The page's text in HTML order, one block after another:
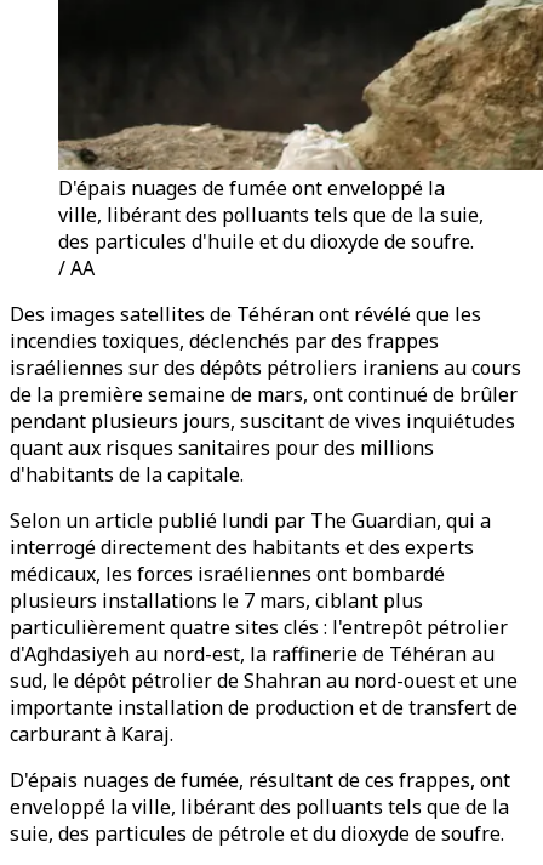
D'épais nuages ​​de fumée ont enveloppé la
ville, libérant des polluants tels que de la suie,
des particules d'huile et du dioxyde de soufre.
/ AA
Des images satellites de Téhéran ont révélé que les
incendies toxiques, déclenchés par des frappes
israéliennes sur des dépôts pétroliers iraniens au cours
de la première semaine de mars, ont continué de brûler
pendant plusieurs jours, suscitant de vives inquiétudes
quant aux risques sanitaires pour des millions
d'habitants de la capitale.
Selon un article publié lundi par The Guardian, qui a
interrogé directement des habitants et des experts
médicaux, les forces israéliennes ont bombardé
plusieurs installations le 7 mars, ciblant plus
particulièrement quatre sites clés : l'entrepôt pétrolier
d'Aghdasiyeh au nord-est, la raffinerie de Téhéran au
sud, le dépôt pétrolier de Shahran au nord-ouest et une
importante installation de production et de transfert de
carburant à Karaj.
D'épais nuages ​​de fumée, résultant de ces frappes, ont
enveloppé la ville, libérant des polluants tels que de la
suie, des particules de pétrole et du dioxyde de soufre.